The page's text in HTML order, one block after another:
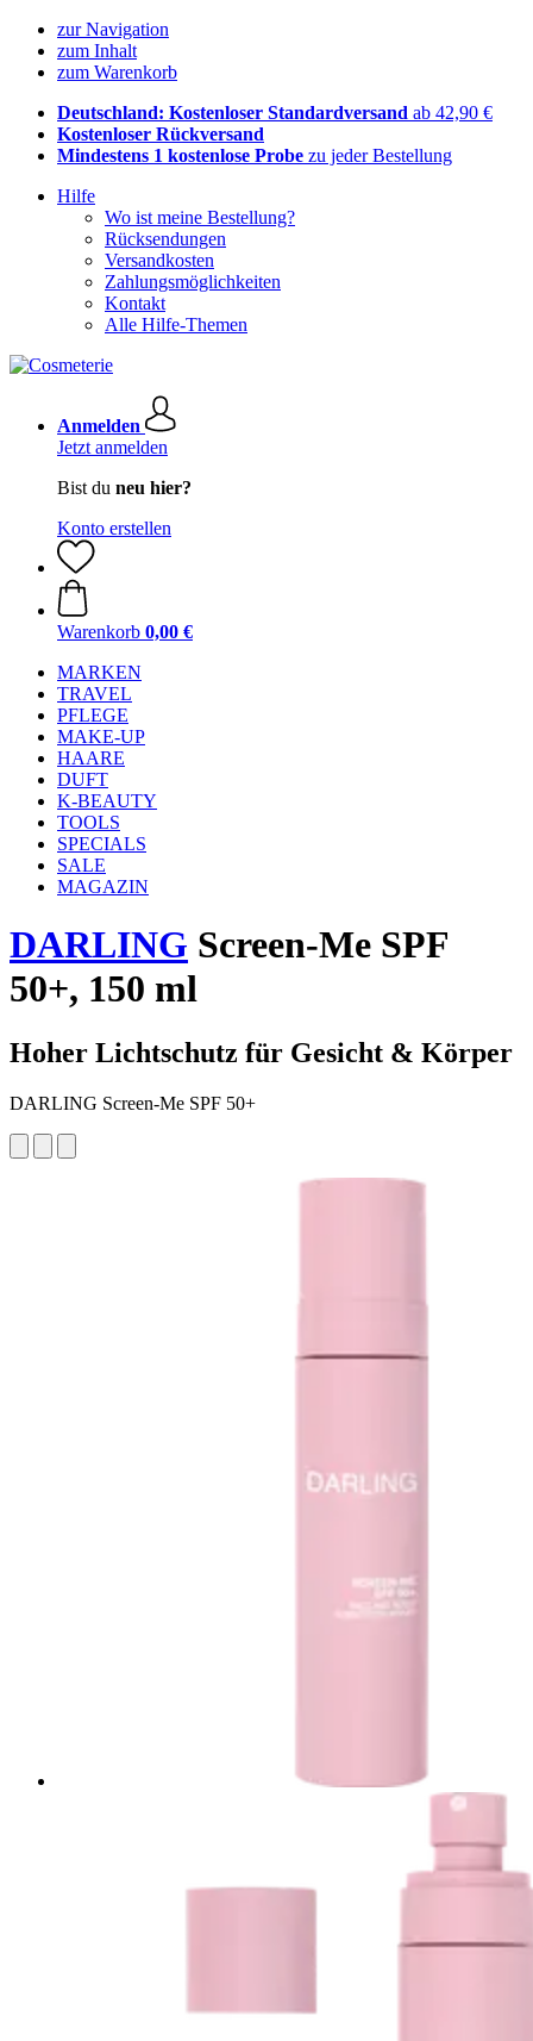
zur Navigation
zum Inhalt
zum Warenkorb
Deutschland: Kostenloser Standardversand ab 42,90 €
Kostenloser Rückversand
Mindestens 1 kostenlose Probe zu jeder Bestellung
Hilfe
Wo ist meine Bestellung?
Rücksendungen
Versandkosten
Zahlungsmöglichkeiten
Kontakt
Alle Hilfe-Themen
Anmelden
Jetzt anmelden
Bist du neu hier?
Konto erstellen
Warenkorb 0,00 €
MARKEN
TRAVEL
PFLEGE
MAKE-UP
HAARE
DUFT
K-BEAUTY
TOOLS
SPECIALS
SALE
MAGAZIN
DARLING Screen-Me SPF
50+, 150 ml
Hoher Lichtschutz für Gesicht & Körper
DARLING Screen-Me SPF 50+